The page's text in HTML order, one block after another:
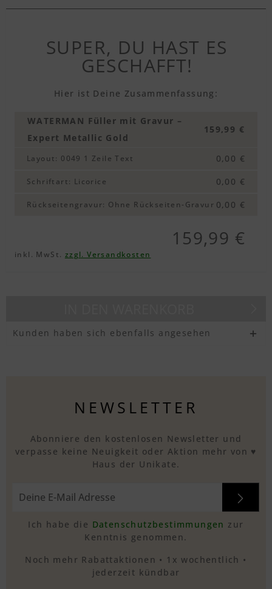
SUPER, DU HAST ES
GESCHAFFT!
Hier ist Deine Zusammenfassung:
WATERMAN Füller mit Gravur –
Expert Metallic Gold
159,99 €
Layout: 0049 1 Zeile Text 0,00 €
Schriftart: Licorice 0,00 €
Rückseitengravur: Ohne Rückseiten-Gravur 0,00 €
159,99 €
inkl. MwSt. zzgl. Versandkosten
Kunden haben sich ebenfalls angesehen
NEWSLETTER
Abonniere den kostenlosen Newsletter und
verpasse keine Neuigkeit oder Aktion mehr von ♥
Haus der Unikate.
Ich habe die Datenschutzbestimmungen zur
Kenntnis genommen.
Noch mehr Rabattaktionen • 1x wochentlich •
jederzeit kündbar